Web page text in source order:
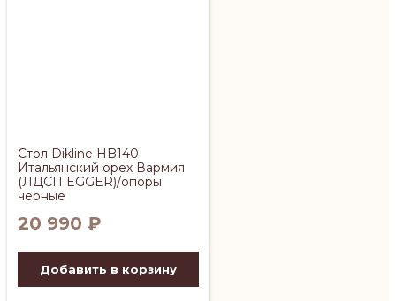
Стол Dikline HB140
Итальянский орех Вармия
(ЛДСП EGGER)/опоры
черные
20 990 ₽
Добавить в корзину